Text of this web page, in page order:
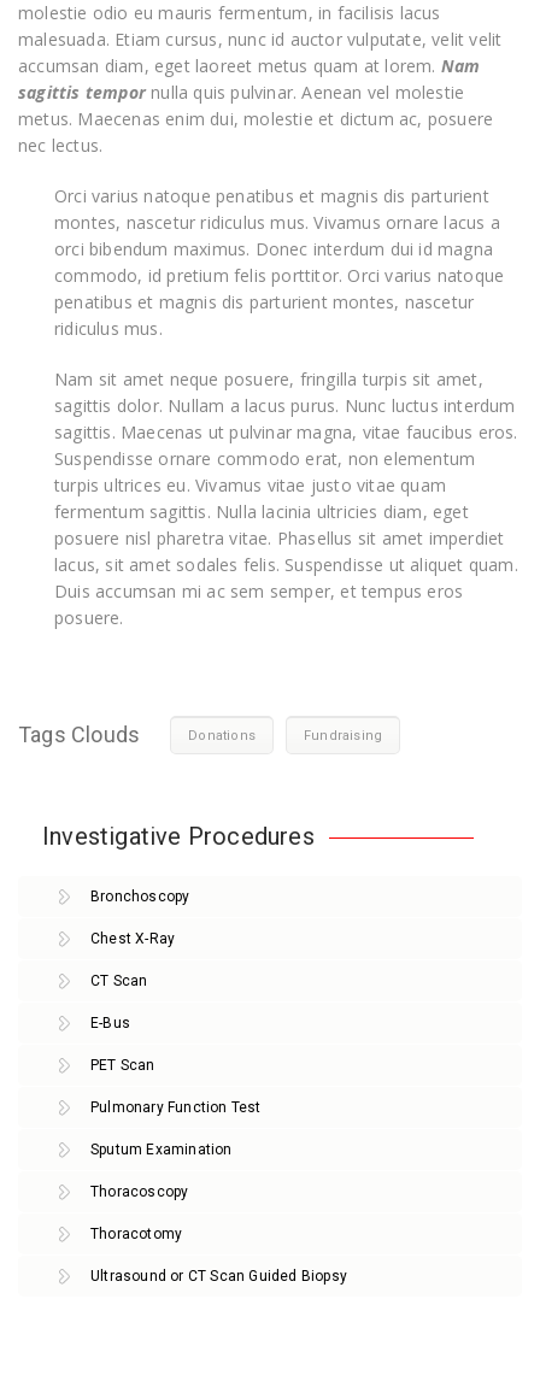
molestie odio eu mauris fermentum, in facilisis lacus
malesuada. Etiam cursus, nunc id auctor vulputate, velit velit
accumsan diam, eget laoreet metus quam at lorem. Nam
sagittis tempornulla quis pulvinar. Aenean vel molestie
metus. Maecenas enim dui, molestie et dictum ac, posuere
nec lectus.
Orci varius natoque penatibus et magnis dis parturient
montes, nascetur ridiculus mus. Vivamus ornare lacus a
orci bibendum maximus. Donec interdum dui id magna
commodo, id pretium felis porttitor. Orci varius natoque
penatibus et magnis dis parturient montes, nascetur
ridiculus mus.
Nam sit amet neque posuere, fringilla turpis sit amet,
sagittis dolor. Nullam a lacus purus. Nunc luctus interdum
sagittis. Maecenas ut pulvinar magna, vitae faucibus eros.
Suspendisse ornare commodo erat, non elementum
turpis ultrices eu. Vivamus vitae justo vitae quam
fermentum sagittis. Nulla lacinia ultricies diam, eget
posuere nisl pharetra vitae. Phasellus sit amet imperdiet
lacus, sit amet sodales felis. Suspendisse ut aliquet quam.
Duis accumsan mi ac sem semper, et tempus eros
posuere.
Tags Clouds Donations Fundraising
Investigative Procedures
Bronchoscopy
Chest X-Ray
CT Scan
E-Bus
PET Scan
Pulmonary Function Test
Sputum Examination
Thoracoscopy
Thoracotomy
Ultrasound or CT Scan Guided Biopsy